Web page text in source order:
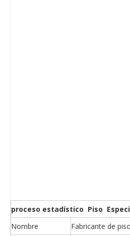
proceso estadístico Piso
Nombre
Fabricante de